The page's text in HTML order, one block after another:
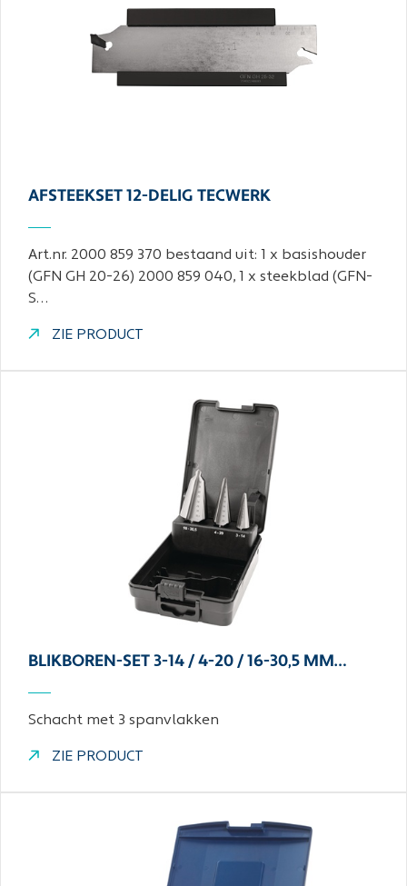
AFSTEEKSET 12-DELIG TECWERK
Art.nr. 2000 859 370 bestaand uit: 1 x basishouder
(GFN GH 20-26) 2000 859 040, 1 x steekblad (GFN-
S…
ZIE PRODUCT
BLIKBOREN-SET 3-14 / 4-20 / 16-30,5 MM…
Schacht met 3 spanvlakken
ZIE PRODUCT